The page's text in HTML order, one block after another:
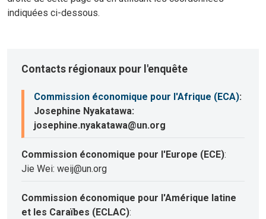
indiquées ci-dessous.
Contacts régionaux pour l'enquête
Commission économique pour l'Afrique (ECA):
Josephine Nyakatawa:
josephine.nyakatawa@un.org
Commission économique pour l'Europe (ECE):
Jie Wei: weij@un.org
Commission économique pour l'Amérique latine
et les Caraïbes (ECLAC):